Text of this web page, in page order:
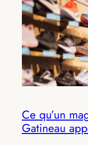
Ce qu’un
Gatineau